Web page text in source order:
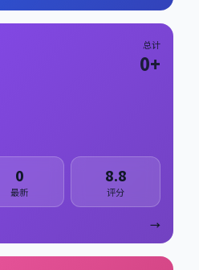
总计
0+
0
最新
8.8
评分
→